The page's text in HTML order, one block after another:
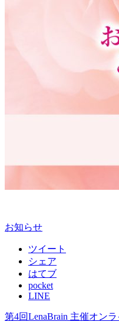
お知らせ
ツイート
シェア
はてブ
pocket
LINE
第4回LenaBrain 主催オン